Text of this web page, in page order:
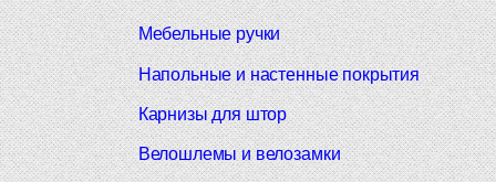
Мебельные ручки
Напольные и настенные покрытия
Карнизы для штор
Велошлемы и велозамки